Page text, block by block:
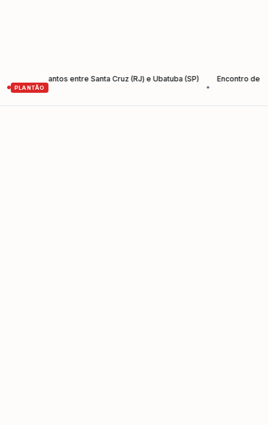
PLANTÃO
Santos entre Santa Cruz (RJ) e Ubatuba (SP)
Encontro de